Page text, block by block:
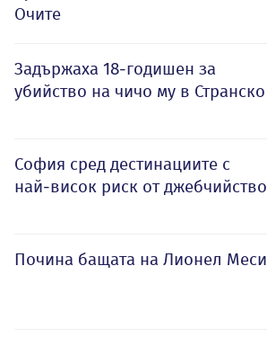
Очите
Задържаха 18-годишен за
убийство на чичо му в Странско
София сред дестинациите с
най-висок риск от джебчийство
Почина бащата на Лионел Меси